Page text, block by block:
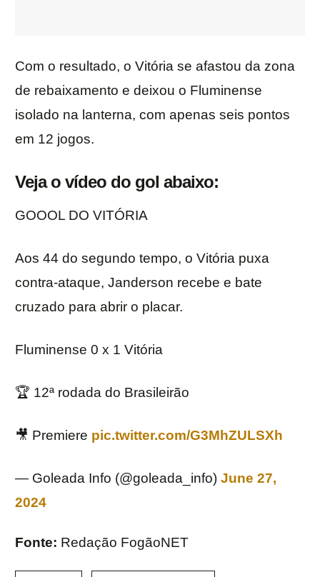
Com o resultado, o Vitória se afastou da zona
de rebaixamento e deixou o Fluminense
isolado na lanterna, com apenas seis pontos
em 12 jogos.
Veja o vídeo do gol abaixo:
GOOOL DO VITÓRIA
Aos 44 do segundo tempo, o Vitória puxa
contra-ataque, Janderson recebe e bate
cruzado para abrir o placar.
Fluminense 0 x 1 Vitória
🏆 12ª rodada do Brasileirão
🎥 Premiere pic.twitter.com/G3MhZULSXh
— Goleada Info (@goleada_info) June 27,
2024
Fonte: Redação FogãoNET